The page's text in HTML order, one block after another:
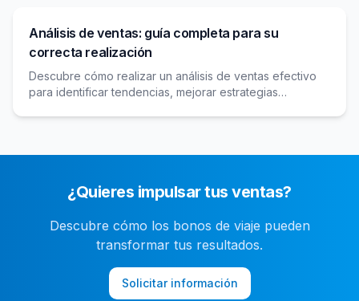
Análisis de ventas: guía completa para su
correcta realización
Descubre cómo realizar un análisis de ventas efectivo
para identificar tendencias, mejorar estrategias
¿Quieres impulsar tus ventas?
Descubre cómo los bonos de viaje pueden
transformar tus resultados.
Solicitar información